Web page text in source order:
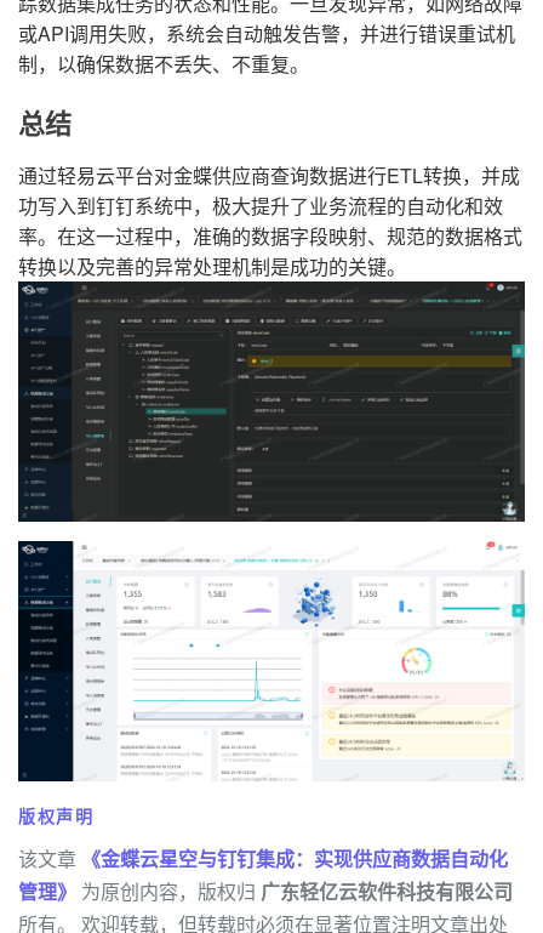
或API调用失败，系统会自动触发告警，并进行错误重试机
制，以确保数据不丢失、不重复。
总结
通过轻易云平台对金蝶供应商查询数据进行ETL转换，并成
功写入到钉钉系统中，极大提升了业务流程的自动化和效
率。在这一过程中，准确的数据字段映射、规范的数据格式
转换以及完善的异常处理机制是成功的关键。
版权声明
该文章 《金蝶云星空与钉钉集成：实现供应商数据自动化
管理》 为原创内容，版权归 广东轻亿云软件科技有限公司
所有。 欢迎转载，但转载时必须在显著位置注明文章出处